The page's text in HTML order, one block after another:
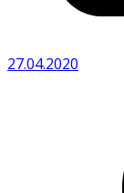
27.04.2020